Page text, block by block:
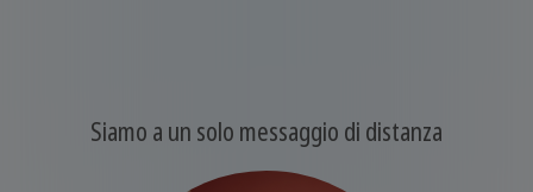
Siamo a un solo messaggio di distanza